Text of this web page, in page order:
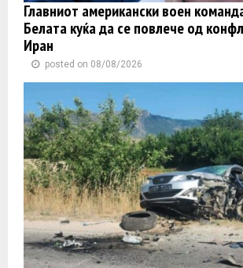
Главниот американски воен
Белата куќа да се повлече од
Иран
posted on 08/08/2026